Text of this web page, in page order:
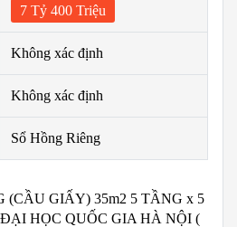
7 Tỷ 400 Triệu
Không xác định
Không xác định
Sổ Hồng Riêng
(CẦU GIẤY) 35m2 5 TẦNG x 5
HỌC QUỐC GIA HÀ NỘI (